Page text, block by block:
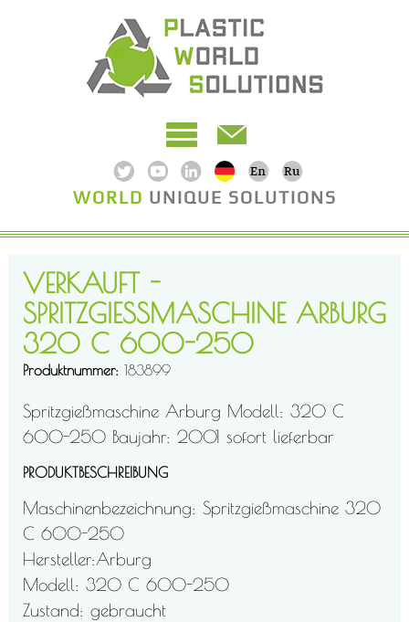
WORLD UNIQUE SOLUTIONS
VERKAUFT -
SPRITZGIESSMASCHINE ARBURG 3
20 C 600-250
Produktnummer 183899
Spritzgießmaschine Arburg Modell: 320 C
600-250 Baujahr: 2001 sofort lieferbar
PRODUKTBESCHREIBUNG
Maschinenbezeichnung: Spritzgießmaschine 320
C 600-250
Hersteller:Arburg
Modell: 320 C 600-250
Zustand: gebraucht